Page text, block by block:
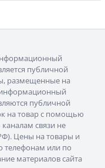
публичной
размещенные на
информационный
публичной
на товар с помощью
связи не
Цены на товары и
телефонам или по
материалов сайта